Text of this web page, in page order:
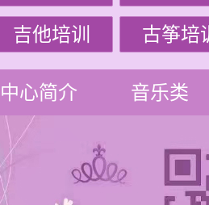
吉他培训 古筝培
中心简介 音乐类